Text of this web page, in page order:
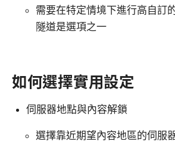
需要在特定情境下進行高自訂
隧道是選項之一
如何選擇實用設定
伺服器地點與內容解鎖
選擇靠近期望內容地區的伺服